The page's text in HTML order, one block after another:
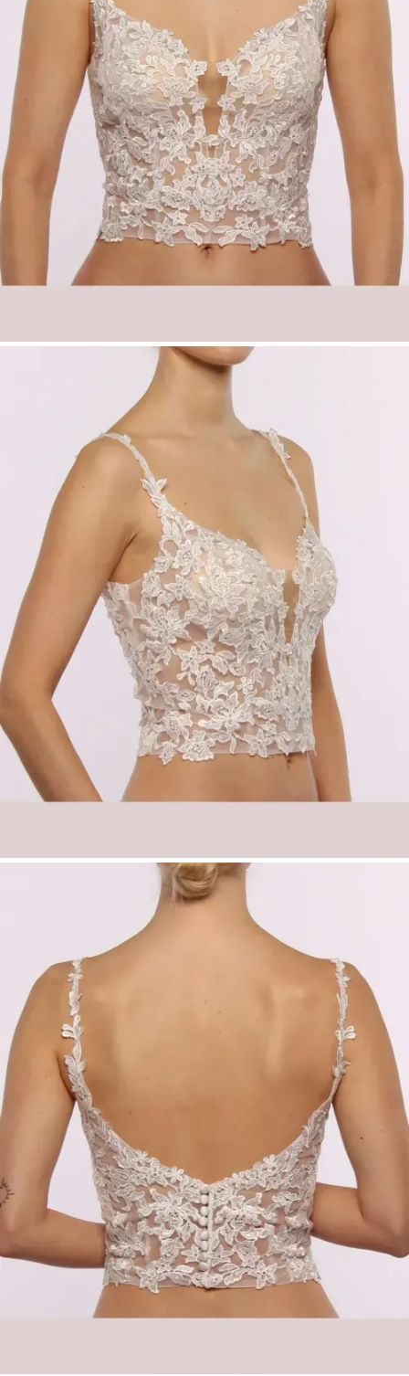
Schickes Brauttop aus matter Spitze
Tiefer Herzausschnitt für eine elegante
Silhouette
Schmale Träger für einen feinen Look
Wahlweise normaler oder tiefer
Rückenausschnitt
Perfekt für moderne, cleane Brautmode
Mattes Spitzen-Brauttop Esther mit tiefem
Herzausschnitt | Brauttop | Düsseldorf